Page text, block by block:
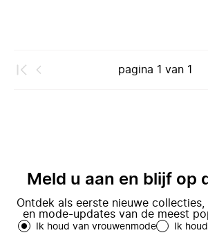
pagina 1 van 1
Meld u aan en blijf op
Ontdek als eerste nieuwe collecties,
en mode-updates van de meest
Ik houd van vrouwenmode Ik